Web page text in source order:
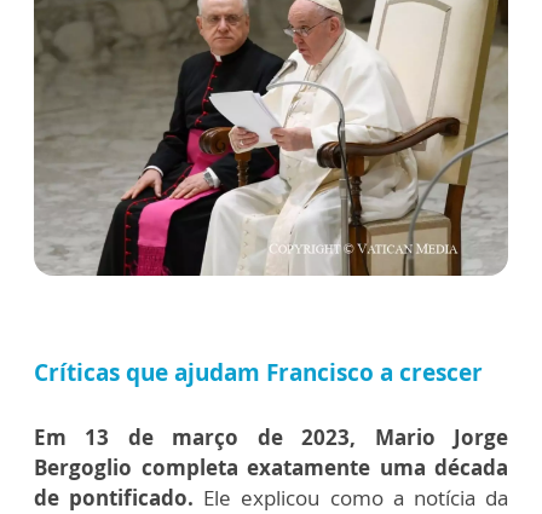
Críticas que ajudam Francisco a crescer
Em 13 de março de 2023, Mario Jorge
Bergoglio completa exatamente uma década
de pontificado. Ele explicou como a notícia da